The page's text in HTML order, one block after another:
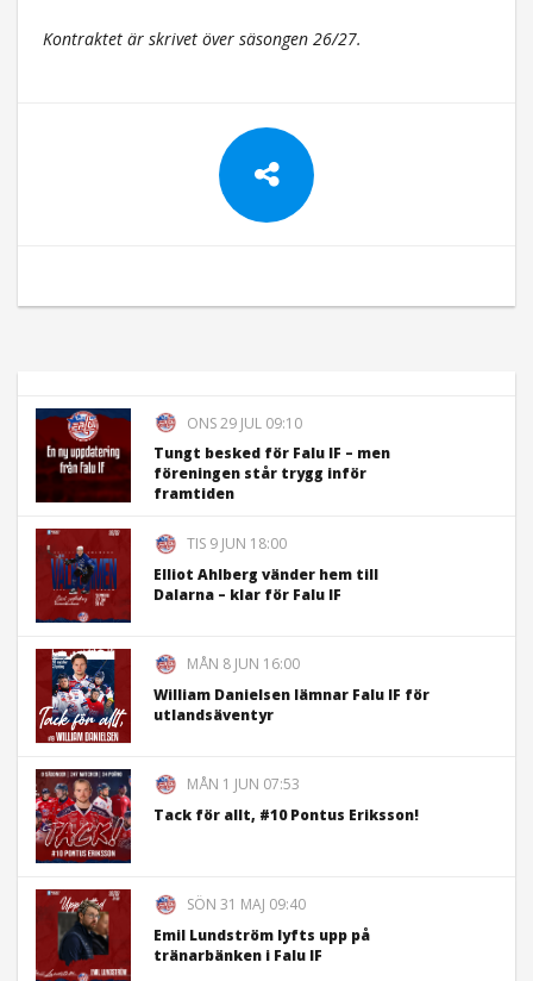
Kontraktet är skrivet över säsongen 26/27.
ONS 29 JUL 09:10
Tungt besked för Falu IF – men
föreningen står trygg inför
framtiden
TIS 9 JUN 18:00
Elliot Ahlberg vänder hem till
Dalarna – klar för Falu IF
MÅN 8 JUN 16:00
William Danielsen lämnar Falu IF för
utlandsäventyr
MÅN 1 JUN 07:53
Tack för allt, #10 Pontus Eriksson!
SÖN 31 MAJ 09:40
Emil Lundström lyfts upp på
tränarbänken i Falu IF